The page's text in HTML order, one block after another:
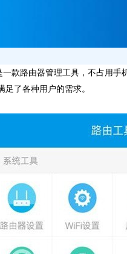
路由器管理工具，不占用手
了各种用户的需求。